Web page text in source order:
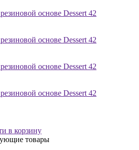
основе Dessert 42
основе Dessert 42
основе Dessert 42
основе Dessert 42
в корзину
товары